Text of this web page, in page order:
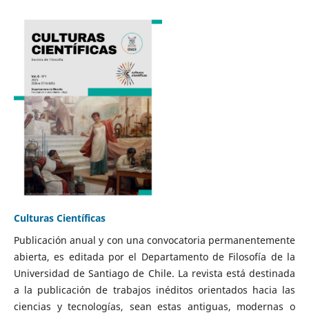
Culturas Científicas
Publicación anual y con una convocatoria permanentemente
abierta, es editada por el Departamento de Filosofía de la
Universidad de Santiago de Chile. La revista está destinada
a la publicación de trabajos inéditos orientados hacia las
ciencias y tecnologías, sean estas antiguas, modernas o